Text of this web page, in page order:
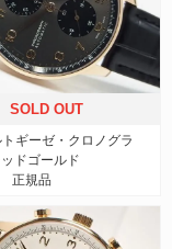
SOLD OUT
ギーゼ・クロノグラ
ドゴールド
正規品